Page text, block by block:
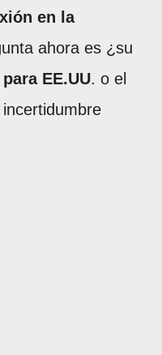
en la
ahora es ¿su
EE.UU. o el